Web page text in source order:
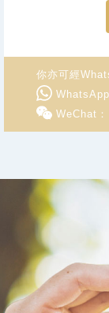
你亦可經
WeChat